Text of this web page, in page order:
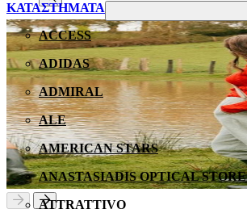
ΚΑΤΑΣΤΗΜΑΤΑ
ACCESS
ADIDAS
ADMIRAL
ALE
AMERICAN STARS
ANASTASIADIS OPTICAL
ATTRATTIVO